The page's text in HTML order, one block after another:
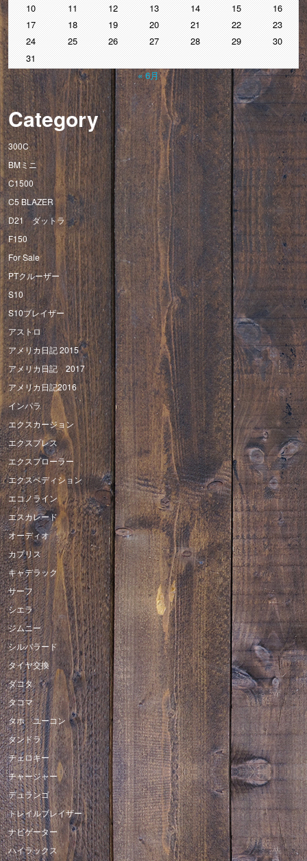
10
11 12 13 14 15
16
17
18 19 20 21 22
23
24
25 26 27 28 29
30
31
« 6月
Category
300C
BMミニ
C1500
C5 BLAZER
D21 ダットラ
F150
For Sale
PTクルーザー
S10
S10ブレイザー
アストロ
アメリカ日記 2015
アメリカ日記 2017
アメリカ日記2016
インパラ
エクスカージョン
エクスプレス
エクスプローラー
エクスペディション
エコノライン
エスカレード
オーディオ
カプリス
キャデラック
サーフ
シエラ
ジムニー
シルバラード
タイヤ交換
ダコタ
タコマ
タホ ユーコン
タンドラ
チェロキー
チャージャー
デュランゴ
トレイルブレイザー
ナビゲーター
ハイラックス